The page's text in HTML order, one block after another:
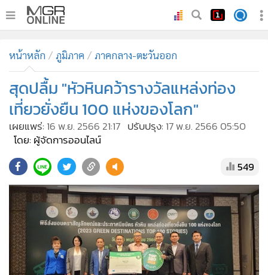
ทันเหตุการณ์
• ภาคใต้
ภูมิภาค
Online Section
บันเทิง
• ผู้จัดการรายวัน
• คอลัมนิสต์
ละคร
• CbizReview
• Cyber BIZ
• ผู้จัดกวน
• Good health & Well-being
หน้าหลัก ภูมิภาค ภาคกลาง-ตะวันออก
สุดปลื้ม "หัวหินคว้ารางวัลแหล่งท่อง
เที่ยวยั่งยืน 100 แห่งของโลก"
เผยแพร่: 16 พ.ย. 2566 21:17 ปรับปรุง: 17 พ.ย. 2566 05:50
โดย: ผู้จัดการออนไลน์
549